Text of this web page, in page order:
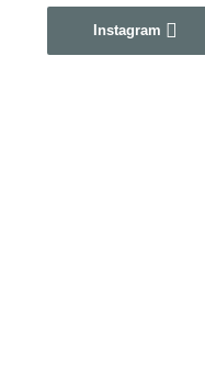
Instagram